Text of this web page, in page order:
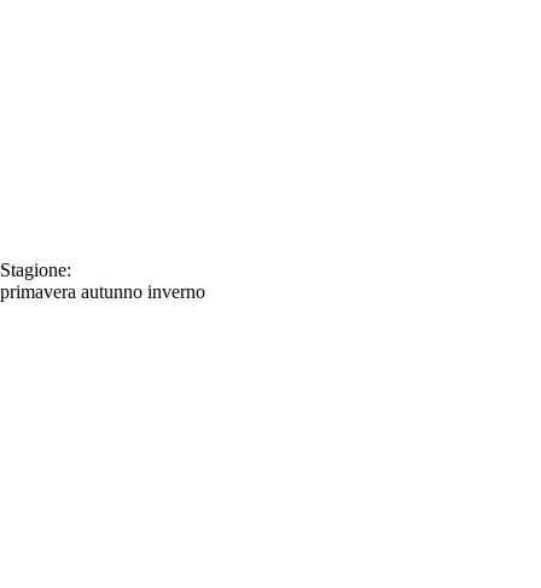
Stagione:
primavera autunno inverno